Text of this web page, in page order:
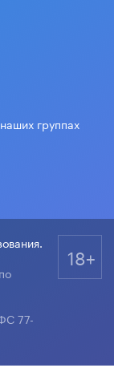
группах
77-
18+